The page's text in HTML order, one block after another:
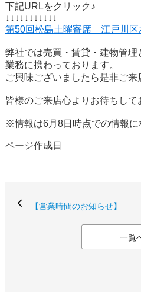
下記URLをクリック♪
↓↓↓↓↓↓↓↓↓↓↓
第50回松島土曜寄席 江戸川区
弊社では売買・賃貸・建物管
業務に携わっております。
ご興味ございましたら是非ご来
皆様のご来店心よりお待ちして
※情報は6月8日時点での情報に
ページ作成日
【営業時間のお知らせ】
一覧